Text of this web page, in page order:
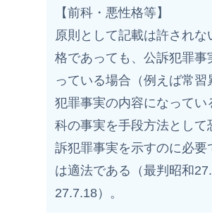
【前科・悪性格等】
原則として記載は許されな
格であっても、公訴犯罪事
っている場合（例えば常
犯罪事実の内容になってい
科の事実を手段方法として
訴犯罪事実を示すのに必要
は適法である（最判昭和
27.7.18）。